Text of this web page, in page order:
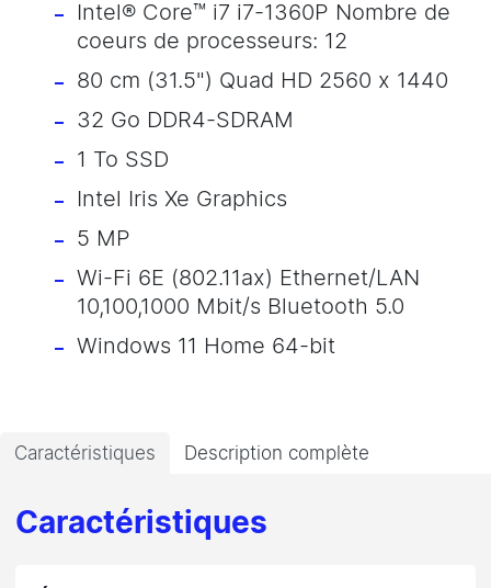
Intel® Core™ i7 i7-1360P Nombre de
coeurs de processeurs: 12
80 cm (31.5") Quad HD 2560 x 1440
32 Go DDR4-SDRAM
1 To SSD
Intel Iris Xe Graphics
5 MP
Wi-Fi 6E (802.11ax) Ethernet/LAN
10,100,1000 Mbit/s Bluetooth 5.0
Windows 11 Home 64-bit
Caractéristiques Description complète
Caractéristiques